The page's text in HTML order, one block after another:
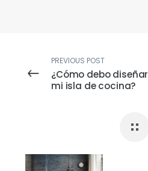
PREVIOUS POST
¿Cómo debo diseñar
mi isla de cocina?